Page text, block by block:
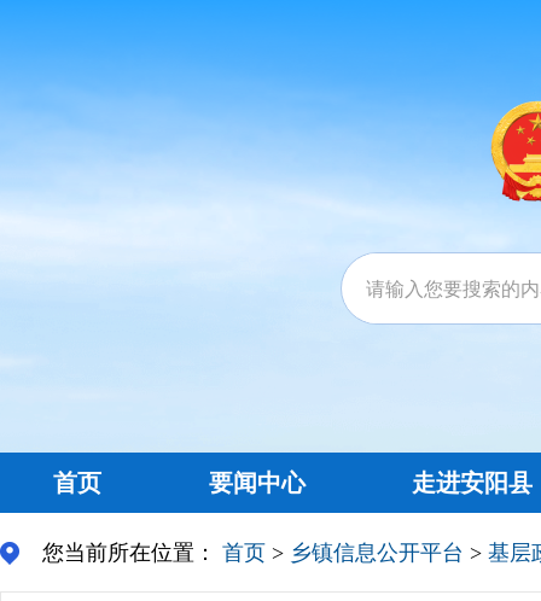
首页 要闻中心 走进安阳县
您当前所在位置： 首页 > 乡镇信息公开平台 > 基层